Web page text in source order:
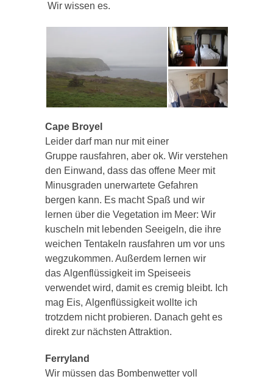
Wir wissen es.
Cape Broyel
Leider darf man nur mit einer
Gruppe rausfahren, aber ok. Wir verstehen
den Einwand, dass das offene Meer mit
Minusgraden unerwartete Gefahren
bergen kann. Es macht Spaß und wir
lernen über die Vegetation im Meer: Wir
kuscheln mit lebenden Seeigeln, die ihre
weichen Tentakeln rausfahren um vor uns
wegzukommen. Außerdem lernen wir
das Algenflüssigkeitim Speiseeis
verwendet wird, damit es cremig bleibt. Ich
mag Eis, Algenflüssigkeitwollte ich
trotzdem nicht probieren. Danach geht es
direkt zur nächsten Attraktion.
Ferryland
Wir müssen das Bombenwetter voll